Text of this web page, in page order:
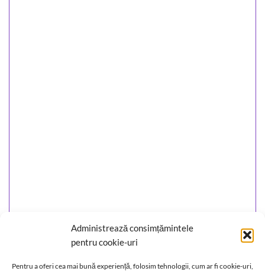
Administrează consimțămintele
pentru cookie-uri
Pentru a oferi cea mai bună experiență, folosim tehnologii, cum ar fi cookie-uri,
Ochelari de soare, cu rama visinie si lentila fumurie
28,00
ADĂUGAȚI ÎN COȘ